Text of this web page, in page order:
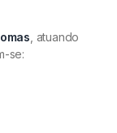
, atuando
se: